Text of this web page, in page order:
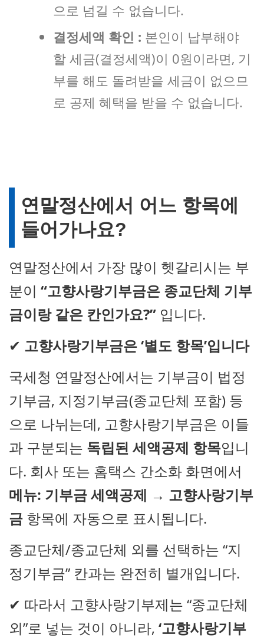
으로 넘길 수 없습니다.
결정세액 확인 : 본인이 납부해야
할 세금(결정세액)이 0원이라면, 기
부를 해도 돌려받을 세금이 없으므
로 공제 혜택을 받을 수 없습니다.
연말정산에서 어느 항목에
들어가나요?
연말정산에서 가장 많이 헷갈리시는 부
분이 “고향사랑기부금은 종교단체 기부
금이랑 같은 칸인가요?” 입니다.
✔ 고향사랑기부금은 ‘별도 항목’입니다
국세청 연말정산에서는 기부금이 법정
기부금, 지정기부금(종교단체 포함) 등
으로 나뉘는데, 고향사랑기부금은 이들
과 구분되는 독립된 세액공제 항목입니
다. 회사 또는 홈택스 간소화 화면에서
메뉴: 기부금 세액공제 → 고향사랑기부
금 항목에 자동으로 표시됩니다.
종교단체/종교단체 외를 선택하는 “지
정기부금” 칸과는 완전히 별개입니다.
✔ 따라서 고향사랑기부제는 “종교단체
외”로 넣는 것이 아니라, ‘고향사랑기부